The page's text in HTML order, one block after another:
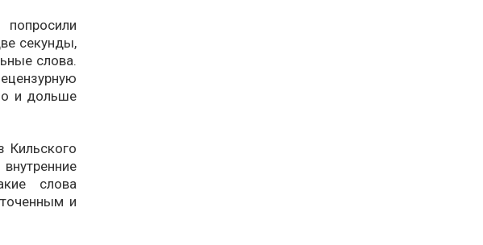
секунды,
слова.
и дольше
Кильского
слова
и